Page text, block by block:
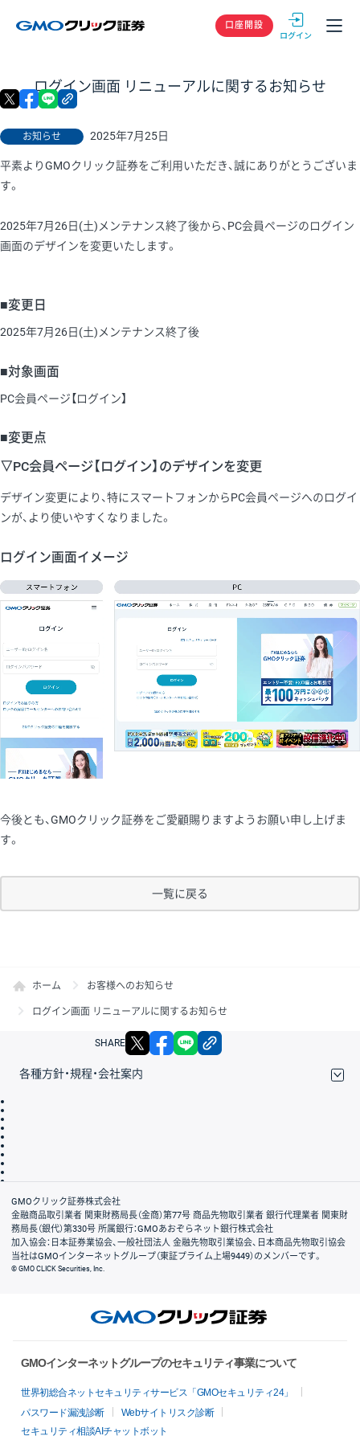
GMOクリック
口座開設
ログイン画面 リニューアルに関するお知らせ
お知らせ 2025年7月25日
X facebook
平素よりGMOクリック証券をご利用いただき、誠にありがとうございま
す。
2025年7月26日(土)メンテナンス終了後から、PC会員ページのログイン
画面のデザインを変更いたします。
■変更日
2025年7月26日(土)メンテナンス終了後
■対象画面
PC会員ページ【ログイン】
■変更点
▽PC会員ページ【ログイン】のデザインを変更
デザイン変更により、特にスマートフォンからPC会員ページへのログイ
ンが、より使いやすくなりました。
ログイン画面イメージ
今後とも、GMOクリック証券をご愛顧賜りますようお願い申し上げま
す。
一覧に戻る
ホーム お客様へのお知らせ
ログイン画面 リニューアルに関するお知らせ
SHARE X facebook
各種方針・規程・会社案内
会社案内
GMOクリック証券株式会社
金融商品取引業者 関東財務局長（金商）第77号 商品先物取引業者 銀行代理業者 関東財
務局長（銀代）第330号 所属銀行：GMOあおぞらネット銀行株式会社
加入協会：日本証券業協会、一般社団法人 金融先物取引業協会、日本商品先物取引協会
当社はGMOインターネットグループ（東証プライム上場9449）のメンバーです。
© GMO CLICK Securities, Inc.
GMOインターネットグループのセキュリティ事業について
世界初総合ネットセキュリティサービス「GMOセキュリティ24」
パスワード漏洩診断
Webサイトリスク診断
セキュリティ相談AIチャットボット